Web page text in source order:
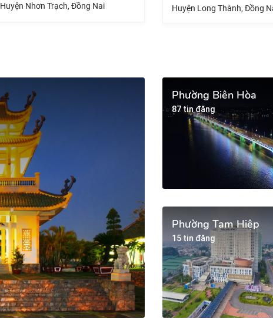
Huyện Long Thành, Đồng Nai Huyện Trảng Bom, Đồng
Phường Biên Hòa
87 tin đăng
Phường Tam Hiệp
15 tin đăng